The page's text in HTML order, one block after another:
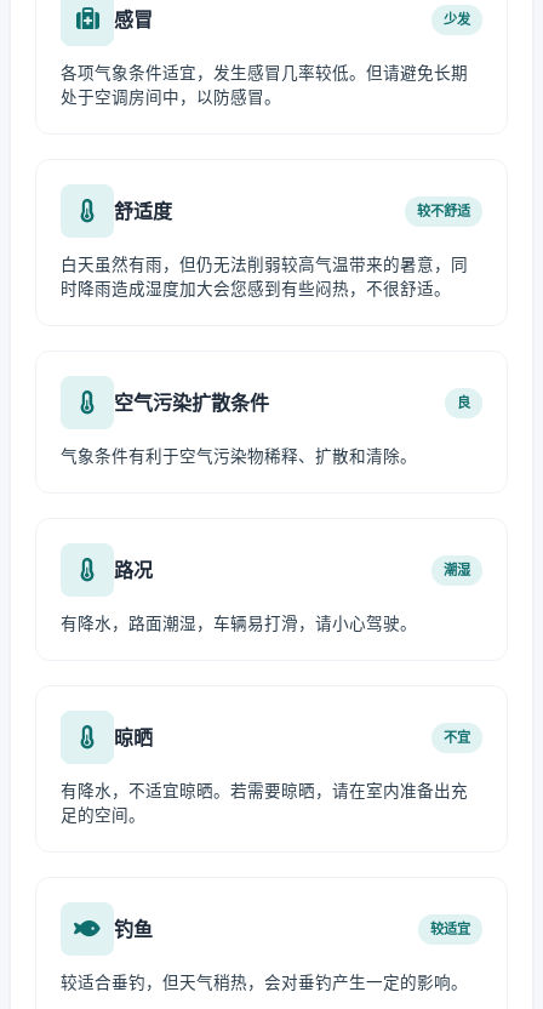
感冒 少发
各项气象条件适宜，发生感冒几率较低。但请避免长期
处于空调房间中，以防感冒。
舒适度 较不舒适
白天虽然有雨，但仍无法削弱较高气温带来的暑意，同
时降雨造成湿度加大会您感到有些闷热，不很舒适。
空气污染扩散条件 良
气象条件有利于空气污染物稀释、扩散和清除。
路况 潮湿
有降水，路面潮湿，车辆易打滑，请小心驾驶。
晾晒 不宜
有降水，不适宜晾晒。若需要晾晒，请在室内准备出充
足的空间。
钓鱼 较适宜
较适合垂钓，但天气稍热，会对垂钓产生一定的影响。